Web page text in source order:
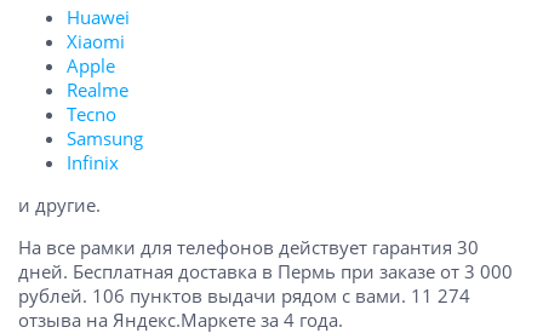
Huawei
Xiaomi
Apple
Realme
Tecno
Samsung
Infinix
и другие.
На все рамки для телефонов действует гарантия 30
дней. Бесплатная доставка в Пермь при заказе от 3 000
рублей. 106 пунктов выдачи рядом с вами. 11 274
отзыва на Яндекс.Маркете за 4 года.